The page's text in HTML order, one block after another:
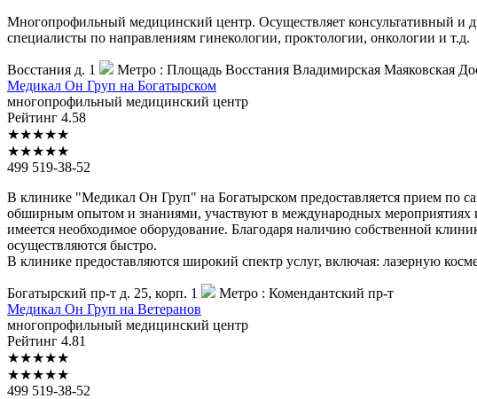
Многопрофильный медицинский центр. Осуществляет консультативный и
специалисты по направлениям гинекологии, проктологии, онкологии и т.д.
Восстания д. 1 Метро : Площадь Восстания Владимирская Маяковская
Медикал Он Груп на Богатырском
многопрофильный медицинский центр
Рейтинг 4.58
★★★★★
★★★★★
499 519-38-52
В клинике "Медикал Он Груп" на Богатырском предоставляется прием по
обширным опытом и знаниями, участвуют в международных
имеется необходимое оборудование. Благодаря наличию собственной
осуществляются быстро.
В клинике предоставляются широкий спектр услуг, включая: лазерную
Богатырский пр-т д. 25, корп. 1 Метро : Комендантский пр-т
Медикал Он Груп на Ветеранов
многопрофильный медицинский центр
Рейтинг 4.81
★★★★★
★★★★★
499 519-38-52